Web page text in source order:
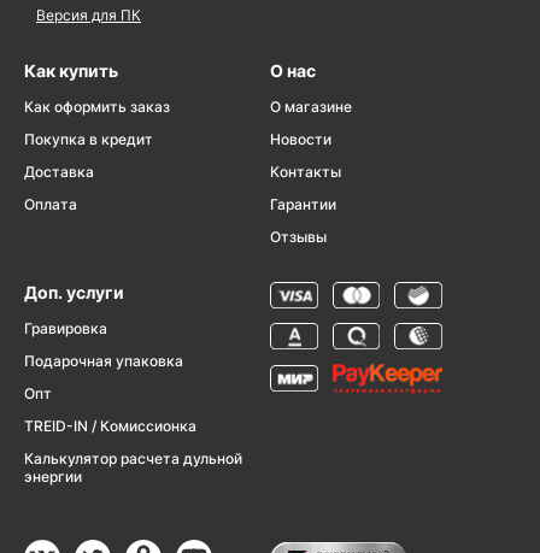
Версия для ПК
Как купить
Как оформить заказ
Покупка в кредит
Доставка
Оплата
О нас
О магазине
Новости
Контакты
Гарантии
Отзывы
Доп. услуги
Гравировка
Подарочная упаковка
Опт
TREID-IN / Комиссионка
Калькулятор расчета дульной
энергии